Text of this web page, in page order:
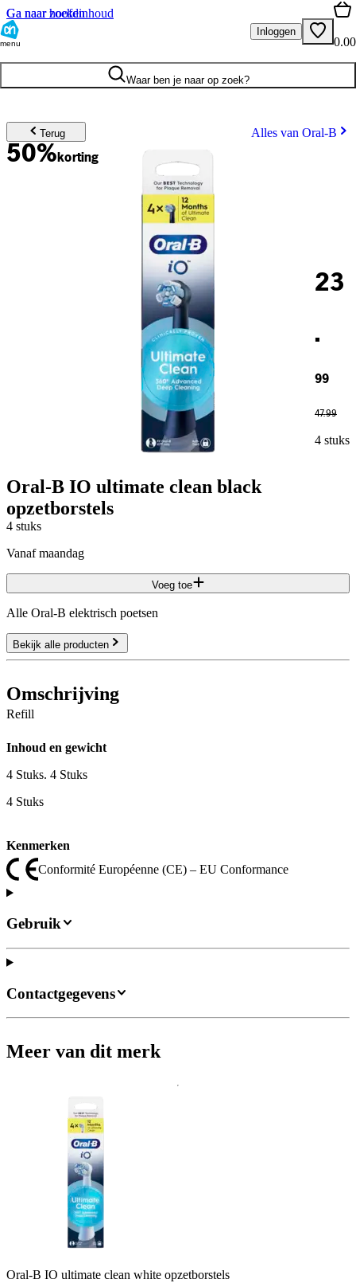
Ga naar hoofdinhoud
Ga naar zoeken
menu
Inloggen
0.00
Waar ben je naar op zoek?
Terug Alles van Oral-B
50%korting
23
.
99
47.99
4 stuks
Oral-B IO ultimate clean black
opzetborstels
4 stuks
vanaf maandag
Voeg toe
Alle Oral-B elektrisch poetsen
Bekijk alle producten
Omschrijving
Refill
Inhoud en gewicht
4 Stuks. 4 Stuks
4 Stuks
Kenmerken
Conformité Européenne (CE) – EU Conformance
Gebruik
Contactgegevens
Meer van dit merk
Oral-B IO ultimate clean white opzetborstels